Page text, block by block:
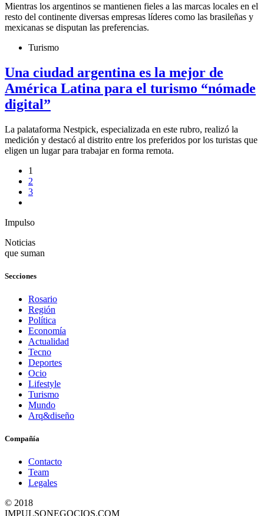
Mientras los argentinos se mantienen fieles a las marcas locales en el
resto del continente diversas empresas líderes como las brasileñas y
mexicanas se disputan las preferencias.
Turismo
Una ciudad argentina es la mejor de
América Latina para el turismo “nómade
digital”
La palataforma Nestpick, especializada en este rubro, realizó la
medición y destacó al distrito entre los preferidos por los turistas que
eligen un lugar para trabajar en forma remota.
1
2
3
Impulso
Noticias
que suman
Secciones
Rosario
Región
Política
Economía
Actualidad
Tecno
Deportes
Ocio
Lifestyle
Turismo
Mundo
Arq&diseño
Compañía
Contacto
Team
Legales
© 2018
IMPULSONEGOCIOS.COM